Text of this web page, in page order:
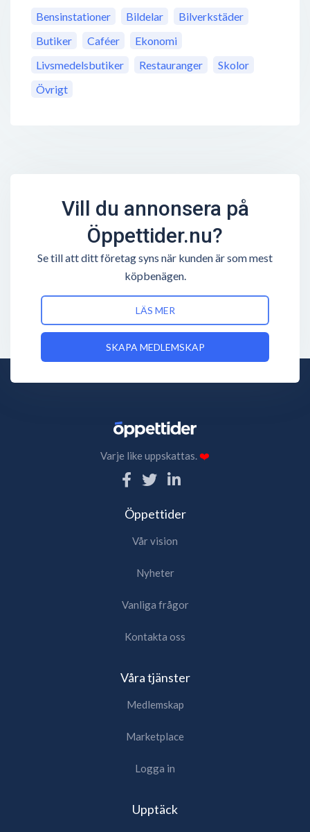
Bensinstationer Bildelar
Bilverkstäder
Butiker
Caféer
Ekonomi
Livsmedelsbutiker
Restauranger
Skolor
Övrigt
Vill du annonsera på
Öppettider.nu?
Se till att ditt företag syns när kunden är som mest
köpbenägen.
LÄS MER
SKAPA MEDLEMSKAP
Varje like uppskattas.❤️
Öppettider
Vår vision
Nyheter
Vanliga frågor
Kontakta oss
Våra tjänster
Medlemskap
Marketplace
Logga in
Upptäck